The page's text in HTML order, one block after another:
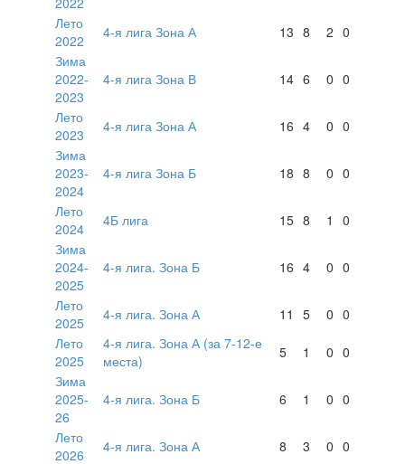
Лето
2022
4-я лига Зона А 13 8 2 0
Зима
2022-
2023
4-я лига Зона В 14 6 0 0
Лето
2023
4-я лига Зона А 16 4 0 0
Зима
2023-
2024
4-я лига Зона Б 18 8 0 0
Лето
2024
4Б лига 15 8 1
0
Зима
2024-
2025
4-я лига. Зона Б 16 4 0 0
Лето
2025
4-я лига. Зона А 11 5 0 0
Лето
2025
4-я лига. Зона А (за 7-12-е
места)
5 1 0 0
Зима
2025-
26
4-я лига. Зона Б 6 1 0 0
Лето
2026
4-я лига. Зона А 8 3 0 0